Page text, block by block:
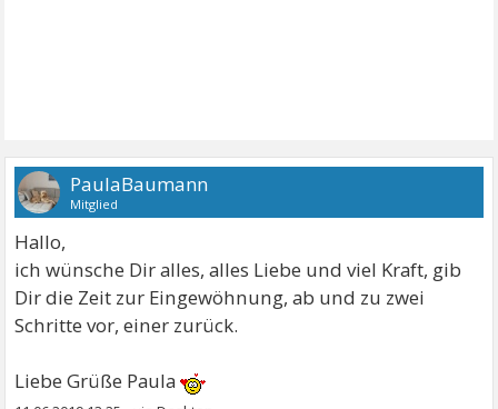
PaulaBaumann
Mitglied
Hallo,
ich wünsche Dir alles, alles Liebe und viel Kraft, gib
Dir die Zeit zur Eingewöhnung, ab und zu zwei
Schritte vor, einer zurück.
Liebe Grüße Paula